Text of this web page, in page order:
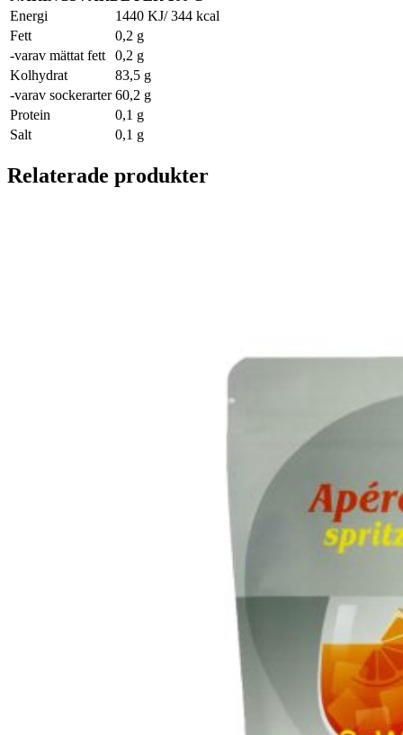
Energi
1440 KJ/ 344 kcal
Fett
0,2 g
-varav mättat fett
0,2 g
Kolhydrat
83,5 g
-varav sockerarter 60,2 g
Protein
0,1 g
Salt
0,1 g
Relaterade produkter